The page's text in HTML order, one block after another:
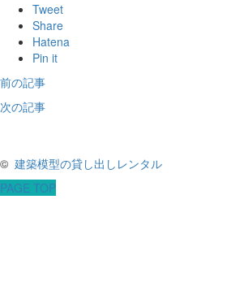
Tweet
Share
Hatena
Pin it
前の記事
次の記事
© 建築模型の貸し出しレンタル
PAGE TOP